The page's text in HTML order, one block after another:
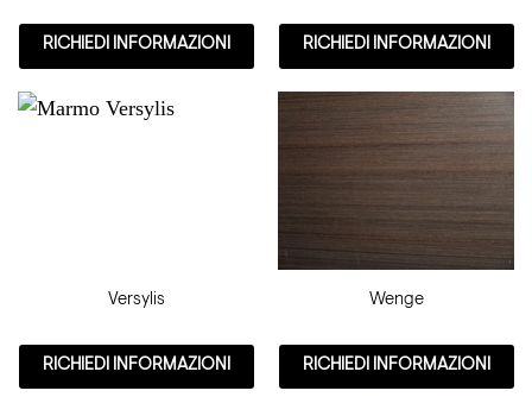
RICHIEDI INFORMAZIONI RICHIEDI INFORMAZIONI
Versylis
RICHIEDI INFORMAZIONI
Wenge
RICHIEDI INFORMAZIONI